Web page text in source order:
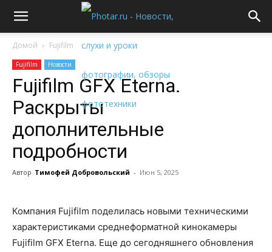
Домой Fujifilm
Fujifilm Новости
Fujifilm GFX Eterna.
Раскрыты
дополнительные
подробности
Автор Тимофей Добровольский - Июн 5, 2025
Компания Fujifilm поделилась новыми техническими
характеристиками среднеформатной кинокамеры
Fujifilm GFX Eterna. Еще до сегодняшнего обновления